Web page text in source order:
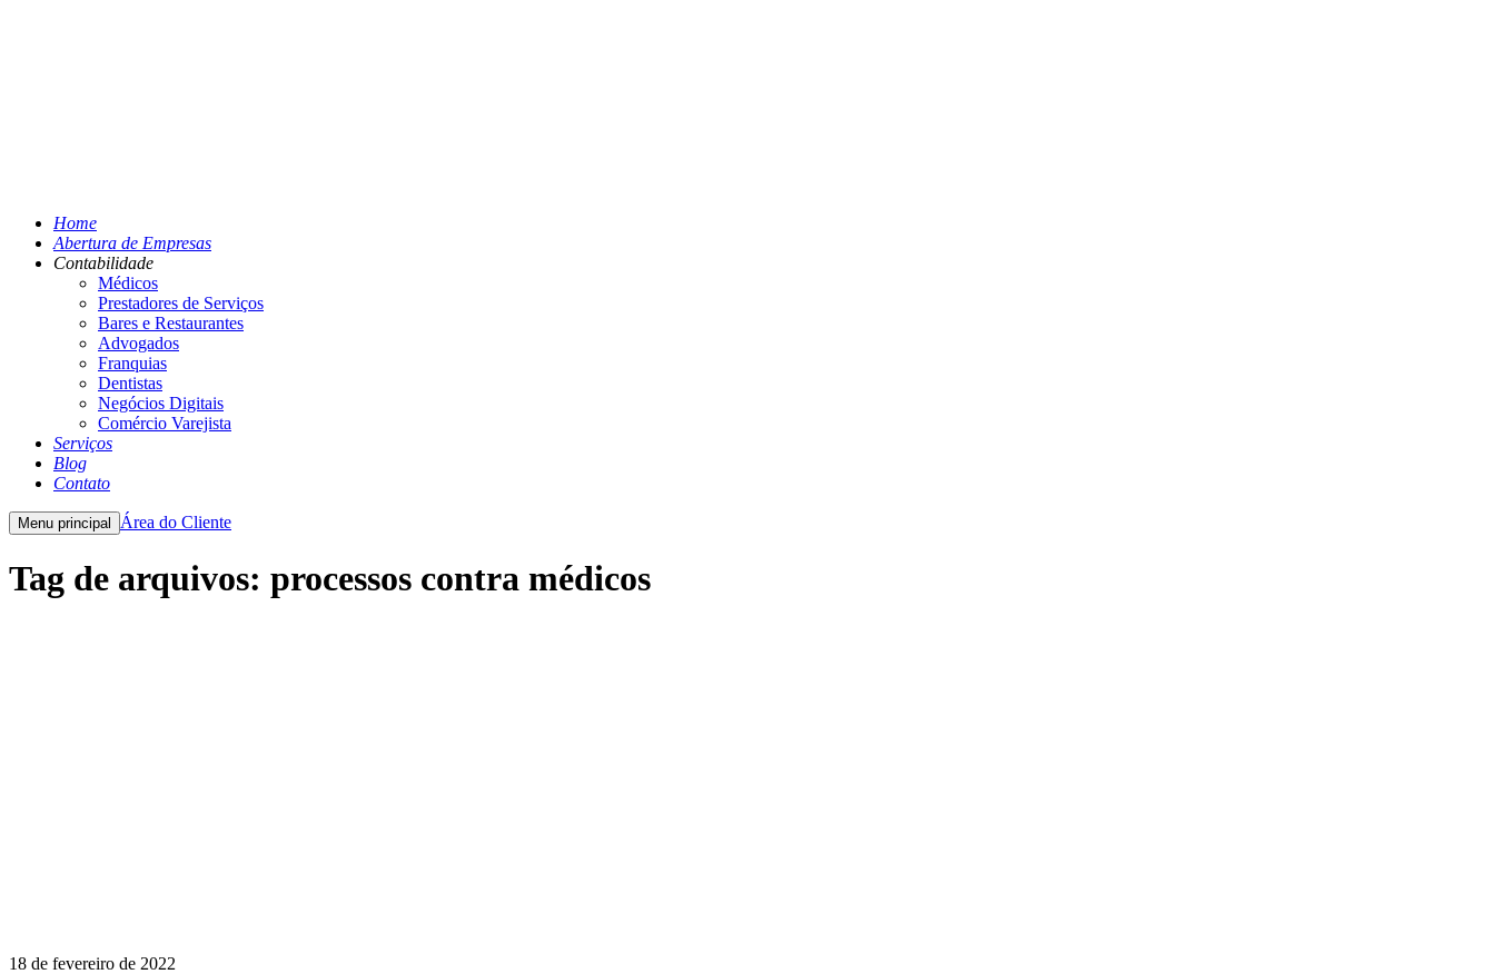
Home
Abertura de Empresas
Contabilidade
Médicos
Prestadores de Serviços
Bares e Restaurantes
Advogados
Franquias
Dentistas
Negócios Digitais
Comércio Varejista
Serviços
Blog
Contato
Menu principal Área do Cliente
Tag de arquivos: processos contra médicos
18 de fevereiro de 2022